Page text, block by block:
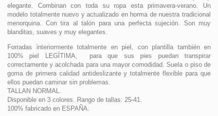
elegante. Combinan con toda su ropa esta primavera-verano. Un
modelo totalmente nuevo y actualizado en horma de nuestra tradicional
menorquina. Con tira al talón para una perfecta sujeción. Son muy
blanditas, suaves y muy elegantes.
Forradas interiormente totalmente en piel, con plantilla también en
100% piel LEGÍTIMA, para que sus pies puedan transpirar
correctamente y acolchada para una mayor comodidad. Suela o piso de
goma de primera calidad antideslizante y totalmente flexible para que
ellos puedan caminar sin problemas.
TALLAN NORMAL.
Disponible en 3 colores. Rango de tallas: 25-41.
100% fabricado en ESPAÑA.